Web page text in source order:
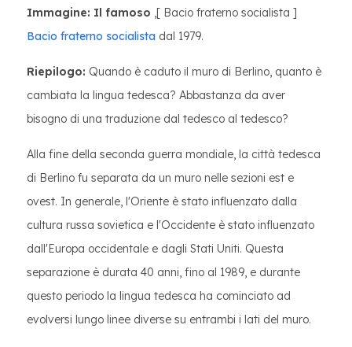
Immagine: Il famoso ,[ Bacio fraterno socialista ]
Bacio fraterno socialista dal 1979.
Riepilogo: Quando è caduto il muro di Berlino, quanto è
cambiata la lingua tedesca? Abbastanza da aver
bisogno di una traduzione dal tedesco al tedesco?
Alla fine della seconda guerra mondiale, la città tedesca
di Berlino fu separata da un muro nelle sezioni est e
ovest. In generale, l'Oriente è stato influenzato dalla
cultura russa sovietica e l'Occidente è stato influenzato
dall'Europa occidentale e dagli Stati Uniti. Questa
separazione è durata 40 anni, fino al 1989, e durante
questo periodo la lingua tedesca ha cominciato ad
evolversi lungo linee diverse su entrambi i lati del muro.